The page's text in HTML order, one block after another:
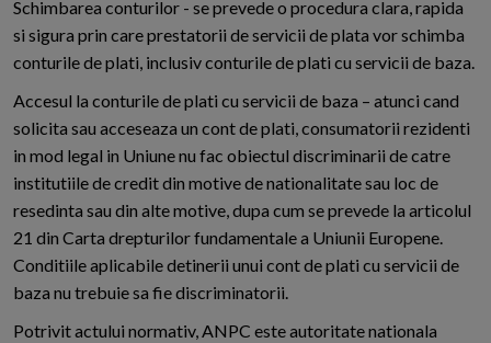
Schimbarea conturilor - se prevede o procedura clara, rapida
si sigura prin care prestatorii de servicii de plata vor schimba
conturile de plati, inclusiv conturile de plati cu servicii de baza.
Accesul la conturile de plati cu servicii de baza – atunci cand
solicita sau acceseaza un cont de plati, consumatorii rezidenti
in mod legal in Uniune nu fac obiectul discriminarii de catre
institutiile de credit din motive de nationalitate sau loc de
resedinta sau din alte motive, dupa cum se prevede la articolul
21 din Carta drepturilor fundamentale a Uniunii Europene.
Conditiile aplicabile detinerii unui cont de plati cu servicii de
baza nu trebuie sa fie discriminatorii.
Potrivit actului normativ, ANPC este autoritate nationala